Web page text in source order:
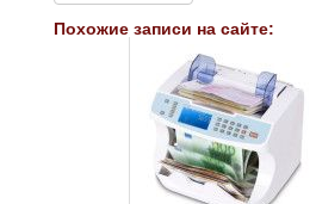
Похожие записи на сайте: